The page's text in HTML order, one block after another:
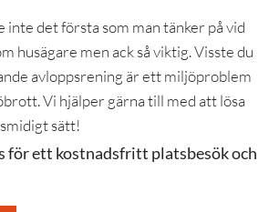
inte det första som man tänker på vid
husägare men ack så viktig. Visste du
avloppsrening är ett miljöproblem
Vi hjälper gärna till med att lösa
sätt!
för ett kostnadsfritt platsbesök och